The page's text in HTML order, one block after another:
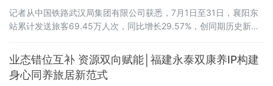
记者从中国铁路武汉局集团有限公司获悉，7月1日至31日，襄阳东
站累计发送旅客69.45万人次，同比增长29.57%，创同期历史新
日，西安至十堰高速铁路开通运营，武西高铁实现全线贯通，襄阳
至西安最快旅行时间压缩至1小时41分。据统计，7月份，襄阳东站
前往山西、陕西方向的旅
业态错位互补 资源双向赋能│福建永泰双康养IP构建
身心同养旅居新范式